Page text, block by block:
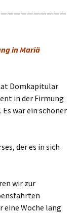
in Mariä
Domkapitular
in der Firmung
war ein schöner
der es in sich
wir zur
eine Woche lang